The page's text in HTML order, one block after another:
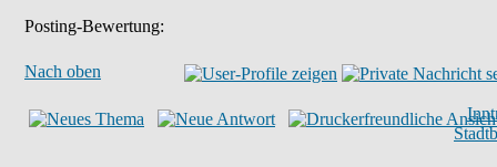
Posting-Bewertung:
Nach oben